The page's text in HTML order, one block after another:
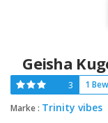
Geisha
3
1
Marke : Trinity vibes